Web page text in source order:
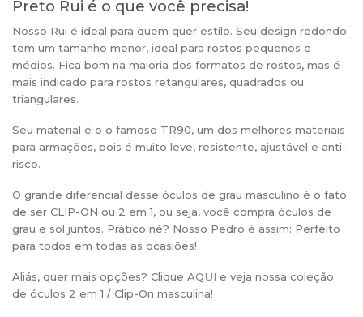
Preto Rui é o que você precisa!
Nosso Rui é ideal para quem quer estilo. Seu design redondo
tem um tamanho menor, ideal para rostos pequenos e
médios. Fica bom na maioria dos formatos de rostos, mas é
mais indicado para rostos retangulares, quadrados ou
triangulares.
Seu material é o o famoso TR90, um dos melhores materiais
para armações, pois é muito leve, resistente, ajustável e anti-
risco.
O grande diferencial desse óculos de grau masculino é o fato
de ser CLIP-ON ou 2 em 1, ou seja, você compra óculos de
grau e sol juntos. Prático né? Nosso Pedro é assim: Perfeito
para todos em todas as ocasiões!
Aliás, quer mais opções? Clique AQUI e veja nossa coleção
de óculos 2 em 1 / Clip-On masculina!